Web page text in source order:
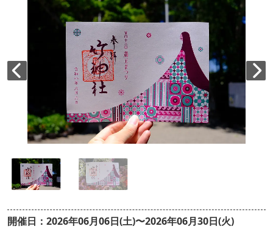
開催日：2026年06月06日(土)〜2026年06月30日(火)